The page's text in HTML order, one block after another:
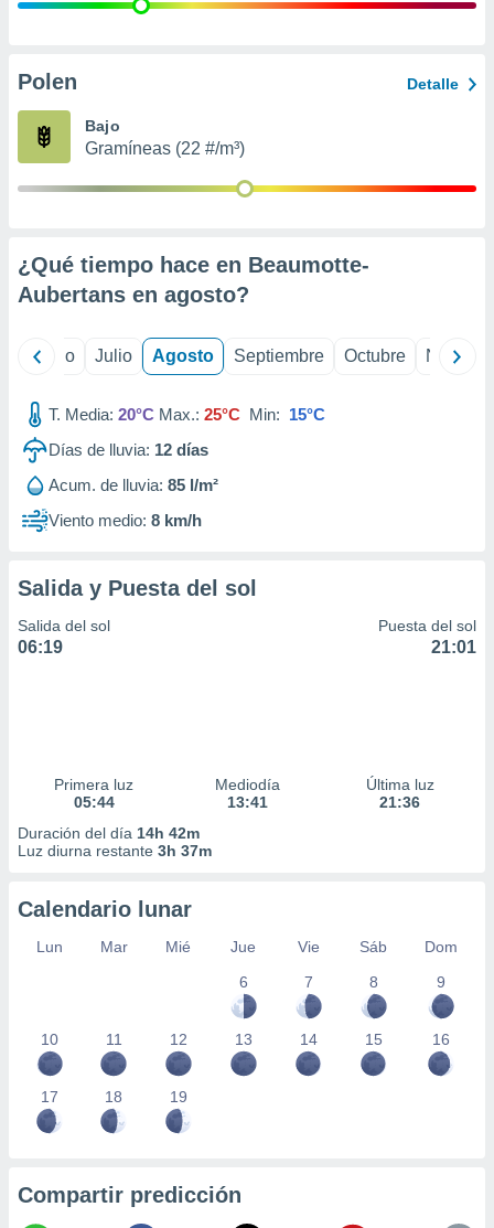
e
publicidad
Polen Detalle
Bajo
Gramíneas (22 #/m³)
¿Qué tiempo hace en Beaumotte-
Aubertans en agosto?
Junio Julio Agosto Septiembre Octubre
T. Media: 20°C Max.: 25°C Min: 15°C
Días de lluvia: 12 días
Acum. de lluvia: 85 l/m²
Viento medio: 8 km/h
Salida y Puesta del sol
Salida del sol
06:19
Puesta del sol
21:01
Primera luz
05:44
Mediodía
13:41
Última luz
21:36
Duración del día 14h 42m
Luz diurna restante 3h 37m
Calendario lunar
Lun Mar Mié Jue Vie Sáb
Dom
6
7 8 9
10 11 12 13 14 15 16
17 18 19
Compartir predicción